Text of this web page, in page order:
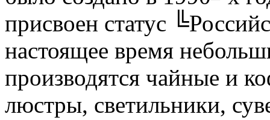
присвоен статус
настоящее время
производятся чайные и
люстры, светильники,